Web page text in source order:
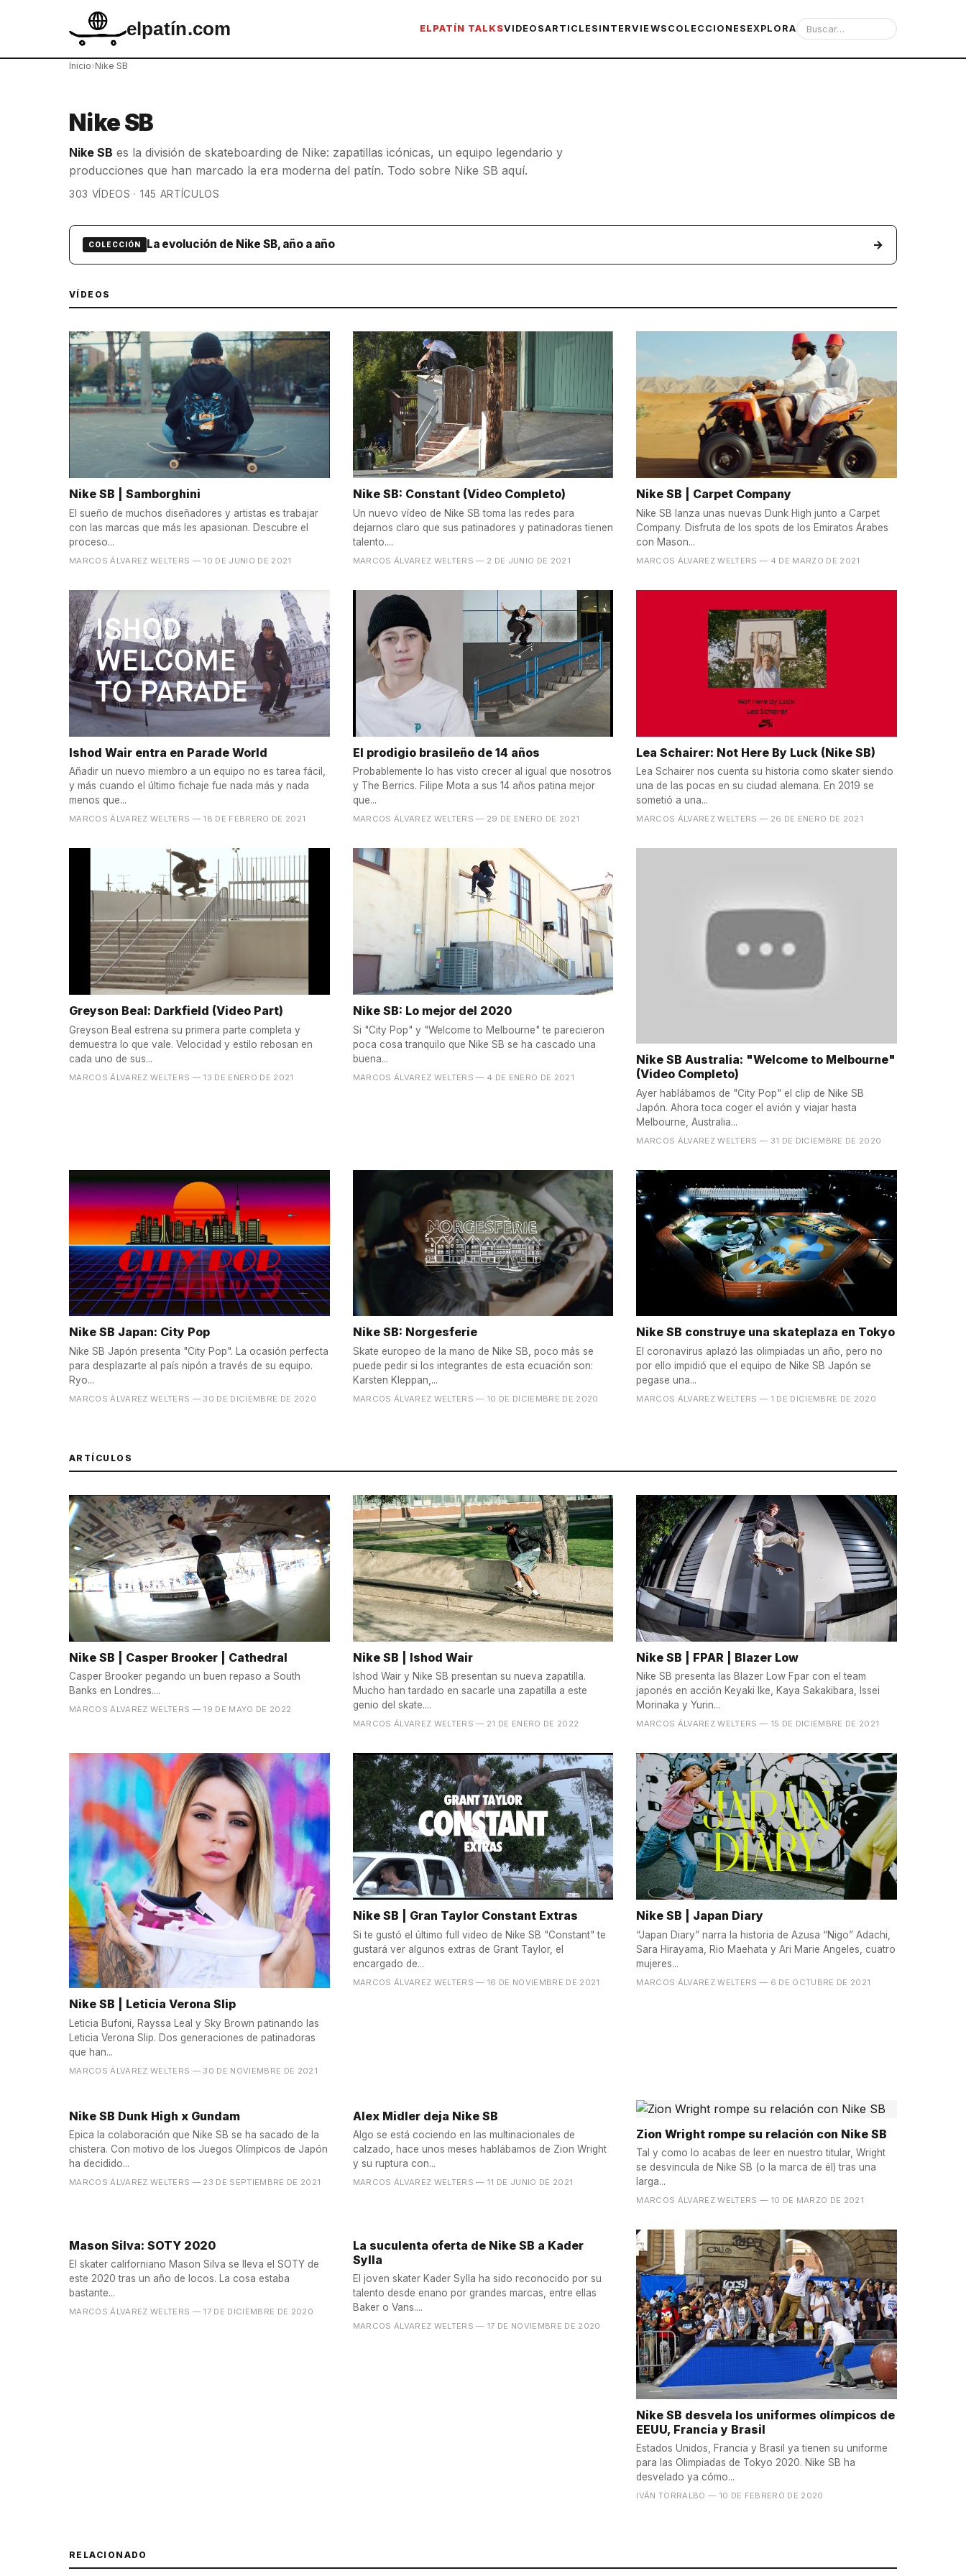
elpatín.com ELPATÍN TALKSVIDEOSARTICLES INTERVIEWS COLECCIONES EXPLORA
Inicio›Nike SB
Nike SB
Nike SB es la división de skateboarding de Nike: zapatillas icónicas, un equipo legendario y
producciones que han marcado la era moderna del patín. Todo sobre Nike SB aquí.
303 VÍDEOS · 145 ARTÍCULOS
COLECCIÓN La evolución de Nike SB, año a año →
VÍDEOS
Nike SB | Samborghini
El sueño de muchos diseñadores y artistas es trabajar
con las marcas que más les apasionan. Descubre el
proceso...
MARCOS ÁLVAREZ WELTERS — 10 DE JUNIO DE 2021
Nike SB: Constant (Video Completo)
Un nuevo vídeo de Nike SB toma las redes para
dejarnos claro que sus patinadores y patinadoras tienen
talento....
MARCOS ÁLVAREZ WELTERS — 2 DE JUNIO DE 2021
Nike SB | Carpet Company
Nike SB lanza unas nuevas Dunk High junto a Carpet
Company. Disfruta de los spots de los Emiratos Árabes
con Mason...
MARCOS ÁLVAREZ WELTERS — 4 DE MARZO DE 2021
Ishod Wair entra en Parade World
Añadir un nuevo miembro a un equipo no es tarea fácil,
y más cuando el último fichaje fue nada más y nada
menos que...
MARCOS ÁLVAREZ WELTERS — 18 DE FEBRERO DE 2021
El prodigio brasileño de 14 años
Probablemente lo has visto crecer al igual que nosotros
y The Berrics. Filipe Mota a sus 14 años patina mejor
que...
MARCOS ÁLVAREZ WELTERS — 29 DE ENERO DE 2021
Lea Schairer: Not Here By Luck (Nike SB)
Lea Schairer nos cuenta su historia como skater siendo
una de las pocas en su ciudad alemana. En 2019 se
sometió a una...
MARCOS ÁLVAREZ WELTERS — 26 DE ENERO DE 2021
Greyson Beal: Darkfield (Video Part)
Greyson Beal estrena su primera parte completa y
demuestra lo que vale. Velocidad y estilo rebosan en
cada uno de sus...
MARCOS ÁLVAREZ WELTERS — 13 DE ENERO DE 2021
Nike SB: Lo mejor del 2020
Si "City Pop" y "Welcome to Melbourne" te parecieron
poca cosa tranquilo que Nike SB se ha cascado una
buena...
MARCOS ÁLVAREZ WELTERS — 4 DE ENERO DE 2021
Nike SB Australia: "Welcome to Melbourne"
(Video Completo)
Ayer hablábamos de "City Pop" el clip de Nike SB
Japón. Ahora toca coger el avión y viajar hasta
Melbourne, Australia...
MARCOS ÁLVAREZ WELTERS — 31 DE DICIEMBRE DE 2020
Nike SB Japan: City Pop
Nike SB Japón presenta "City Pop". La ocasión perfecta
para desplazarte al país nipón a través de su equipo.
Ryo...
MARCOS ÁLVAREZ WELTERS — 30 DE DICIEMBRE DE 2020
Nike SB: Norgesferie
Skate europeo de la mano de Nike SB, poco más se
puede pedir si los integrantes de esta ecuación son:
Karsten Kleppan,...
MARCOS ÁLVAREZ WELTERS — 10 DE DICIEMBRE DE 2020
Nike SB construye una skateplaza en Tokyo
El coronavirus aplazó las olimpiadas un año, pero no
por ello impidió que el equipo de Nike SB Japón se
pegase una...
MARCOS ÁLVAREZ WELTERS — 1 DE DICIEMBRE DE 2020
ARTÍCULOS
Nike SB | Casper Brooker | Cathedral
Casper Brooker pegando un buen repaso a South
Banks en Londres....
MARCOS ÁLVAREZ WELTERS — 19 DE MAYO DE 2022
Nike SB | Ishod Wair
Ishod Wair y Nike SB presentan su nueva zapatilla.
Mucho han tardado en sacarle una zapatilla a este
genio del skate....
MARCOS ÁLVAREZ WELTERS — 21 DE ENERO DE 2022
Nike SB | FPAR | Blazer Low
Nike SB presenta las Blazer Low Fpar con el team
japonés en acción Keyaki Ike, Kaya Sakakibara, Issei
Morinaka y Yurin...
MARCOS ÁLVAREZ WELTERS — 15 DE DICIEMBRE DE 2021
Nike SB | Leticia Verona Slip
Leticia Bufoni, Rayssa Leal y Sky Brown patinando las
Leticia Verona Slip. Dos generaciones de patinadoras
que han...
MARCOS ÁLVAREZ WELTERS — 30 DE NOVIEMBRE DE 2021
Nike SB | Gran Taylor Constant Extras
Si te gustó el último full video de Nike SB "Constant" te
gustará ver algunos extras de Grant Taylor, el
encargado de...
MARCOS ÁLVAREZ WELTERS — 16 DE NOVIEMBRE DE 2021
Nike SB | Japan Diary
“Japan Diary” narra la historia de Azusa “Nigo” Adachi,
Sara Hirayama, Rio Maehata y Ari Marie Angeles, cuatro
mujeres...
MARCOS ÁLVAREZ WELTERS — 6 DE OCTUBRE DE 2021
Nike SB Dunk High x Gundam
Epica la colaboración que Nike SB se ha sacado de la
chistera. Con motivo de los Juegos Olímpicos de Japón
ha decidido...
MARCOS ÁLVAREZ WELTERS — 23 DE SEPTIEMBRE DE 2021
Alex Midler deja Nike SB
Algo se está cociendo en las multinacionales de
calzado, hace unos meses hablábamos de Zion Wright
y su ruptura con...
MARCOS ÁLVAREZ WELTERS — 11 DE JUNIO DE 2021
Zion Wright rompe su relación con Nike SB
Tal y como lo acabas de leer en nuestro titular, Wright
se desvincula de Nike SB (o la marca de él) tras una
larga...
MARCOS ÁLVAREZ WELTERS — 10 DE MARZO DE 2021
Mason Silva: SOTY 2020
El skater californiano Mason Silva se lleva el SOTY de
este 2020 tras un año de locos. La cosa estaba
bastante...
MARCOS ÁLVAREZ WELTERS — 17 DE DICIEMBRE DE 2020
La suculenta oferta de Nike SB a Kader
Sylla
El joven skater Kader Sylla ha sido reconocido por su
talento desde enano por grandes marcas, entre ellas
Baker o Vans....
MARCOS ÁLVAREZ WELTERS — 17 DE NOVIEMBRE DE 2020
Nike SB desvela los uniformes olímpicos de
EEUU, Francia y Brasil
Estados Unidos, Francia y Brasil ya tienen su uniforme
para las Olimpiadas de Tokyo 2020. Nike SB ha
desvelado ya cómo...
IVÁN TORRALBO — 10 DE FEBRERO DE 2020
RELACIONADO